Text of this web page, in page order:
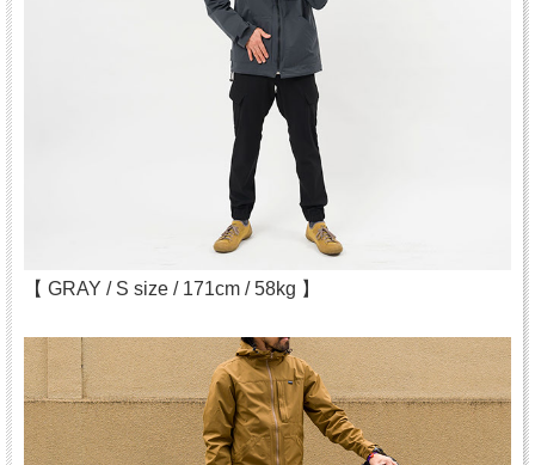
【 GRAY / S size / 171cm / 58kg 】